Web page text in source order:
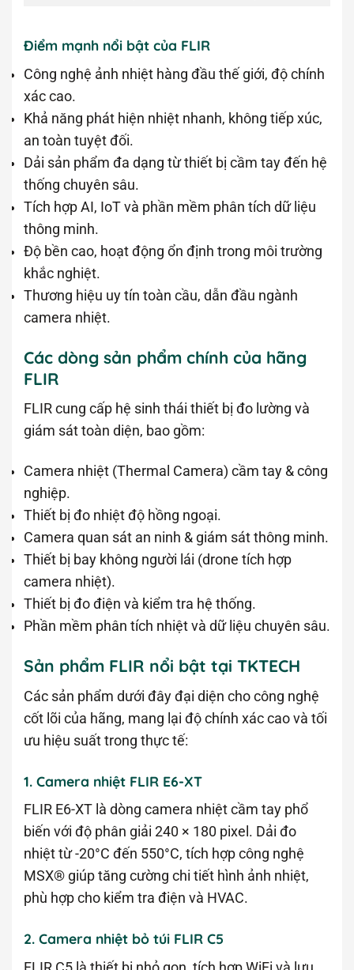
Điểm mạnh nổi bật của FLIR
Công nghệ ảnh nhiệt hàng đầu thế giới, độ chính
xác cao.
Khả năng phát hiện nhiệt nhanh, không tiếp xúc,
an toàn tuyệt đối.
Dải sản phẩm đa dạng từ thiết bị cầm tay đến hệ
thống chuyên sâu.
Tích hợp AI, IoT và phần mềm phân tích dữ liệu
thông minh.
Độ bền cao, hoạt động ổn định trong môi trường
khắc nghiệt.
Thương hiệu uy tín toàn cầu, dẫn đầu ngành
camera nhiệt.
Các dòng sản phẩm chính của hãng
FLIR
FLIR cung cấp hệ sinh thái thiết bị đo lường và
giám sát toàn diện, bao gồm:
Camera nhiệt (Thermal Camera) cầm tay & công
nghiệp.
Thiết bị đo nhiệt độ hồng ngoại.
Camera quan sát an ninh & giám sát thông minh.
Thiết bị bay không người lái (drone tích hợp
camera nhiệt).
Thiết bị đo điện và kiểm tra hệ thống.
Phần mềm phân tích nhiệt và dữ liệu chuyên sâu.
Sản phẩm FLIR nổi bật tại TKTECH
Các sản phẩm dưới đây đại diện cho công nghệ
cốt lõi của hãng, mang lại độ chính xác cao và tối
ưu hiệu suất trong thực tế:
1. Camera nhiệt FLIR E6-XT
FLIR E6-XT là dòng camera nhiệt cầm tay phổ
biến với độ phân giải 240 × 180 pixel. Dải đo
nhiệt từ -20°C đến 550°C, tích hợp công nghệ
MSX® giúp tăng cường chi tiết hình ảnh nhiệt,
phù hợp cho kiểm tra điện và HVAC.
2. Camera nhiệt bỏ túi FLIR C5